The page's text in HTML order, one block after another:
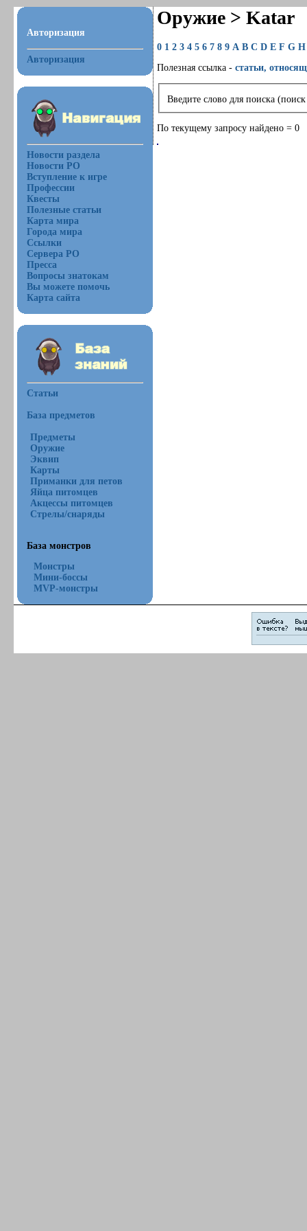
Авторизация
Авторизация
Новости раздела
Новости РО
Вступление к игре
Профессии
Квесты
Полезные статьи
Карта мира
Города мира
Ссылки
Сервера РО
Пресса
Вопросы знатокам
Вы можете помочь
Карта сайта
Статьи
База предметов
Предметы
Оружие
Эквип
Карты
Приманки для петов
Яйца питомцев
Акцессы питомцев
Стрелы/снаряды
База монстров
Монстры
Мини-боссы
MVP-монстры
Оружие > Katar
0 1 2 3 4 5 6 7 8 9 A B C D E F G H
Полезная ссылка -статьи,
Введите слово для поиска
По текущему запросу найдено = 0